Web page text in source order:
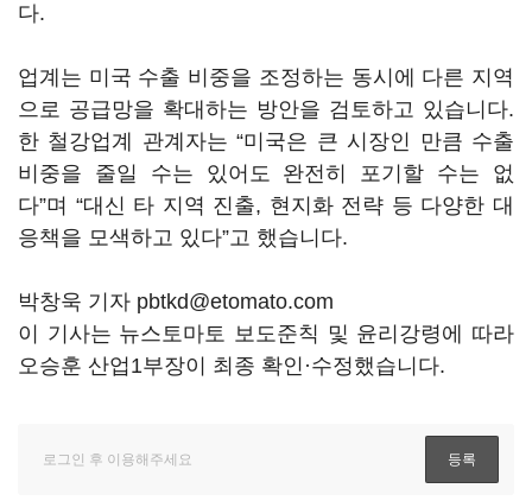
다.
업계는 미국 수출 비중을 조정하는 동시에 다른 지역
으로 공급망을 확대하는 방안을 검토하고 있습니다.
한 철강업계 관계자는 “미국은 큰 시장인 만큼 수출
비중을 줄일 수는 있어도 완전히 포기할 수는 없
다”며 “대신 타 지역 진출, 현지화 전략 등 다양한 대
응책을 모색하고 있다”고 했습니다.
박창욱 기자 pbtkd@etomato.com
이 기사는 뉴스토마토 보도준칙 및 윤리강령에 따라
오승훈 산업1부장이 최종 확인·수정했습니다.